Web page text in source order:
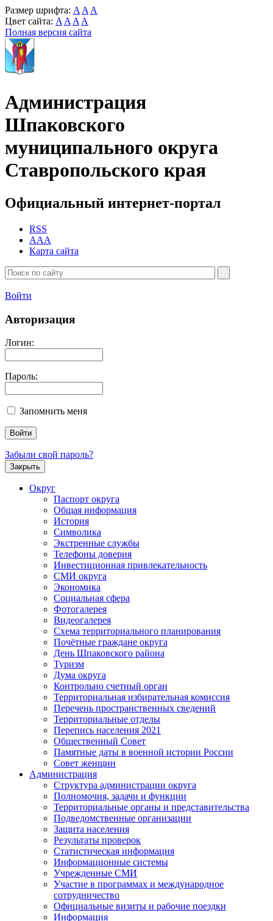
Размер шрифта: A A A
Цвет сайта: A A A A
Полная версия сайта
Администрация
Шпаковского
муниципального округа
Ставропольского края
Официальный интернет-портал
RSS
AAA
Карта сайта
Войти
Авторизация
Логин:
Пароль:
Запомнить меня
Забыли свой пароль?
Закрыть
Округ
Паспорт округа
Общая информация
История
Символика
Экстренные службы
Телефоны доверия
Инвестиционная привлекательность
СМИ округа
Экономика
Социальная сфера
Фотогалерея
Видеогалерея
Схема территориального планирования
Почётные граждане округа
День Шпаковского района
Туризм
Дума округа
Контрольно счетный орган
Территориальная избирательная комиссия
Перечень пространственных сведений
Территориальные отделы
Перепись населения 2021
Общественный Совет
Памятные даты в военной истории России
Совет женщин
Администрация
Структура администрации округа
Полномочия, задачи и функции
Территориальные органы и представительства
Подведомственные организации
Защита населения
Результаты проверок
Статистическая информация
Информационные системы
Учрежденные СМИ
Участие в программах и международное
сотрудничество
Официальные визиты и рабочие поездки
Информация